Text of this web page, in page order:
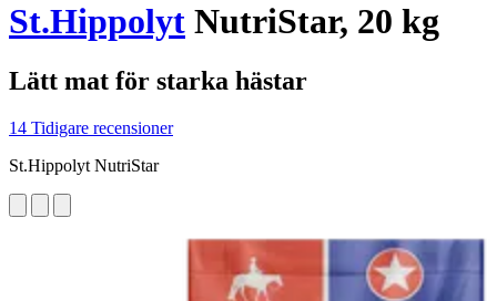
St.Hippolyt NutriStar, 20 kg
Lätt mat för starka hästar
14 Tidigare recensioner
St.Hippolyt NutriStar